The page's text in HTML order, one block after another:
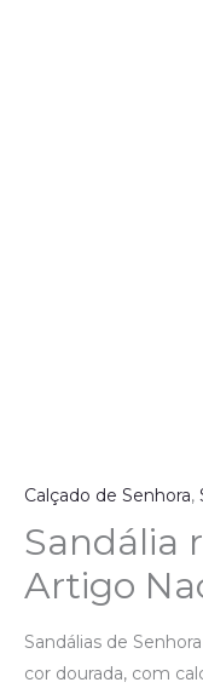
Calçado de Senhora,
Sandália
Artigo
Sandálias de Senhora
cor dourada, com